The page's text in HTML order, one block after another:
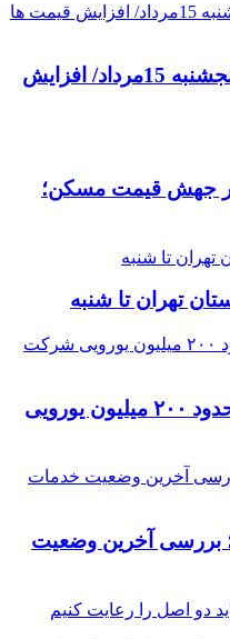
قیمت طلا، دلار و سکه امروز پنجشنبه 15مرداد/ افزایش
جهش قیمت مسکن؛
تهران تا شنبه
پیامدهای تجاوز به ایران؛ زیان حدود ۲۰۰ میلیون یورویی
بررسی آخرین وضعیت